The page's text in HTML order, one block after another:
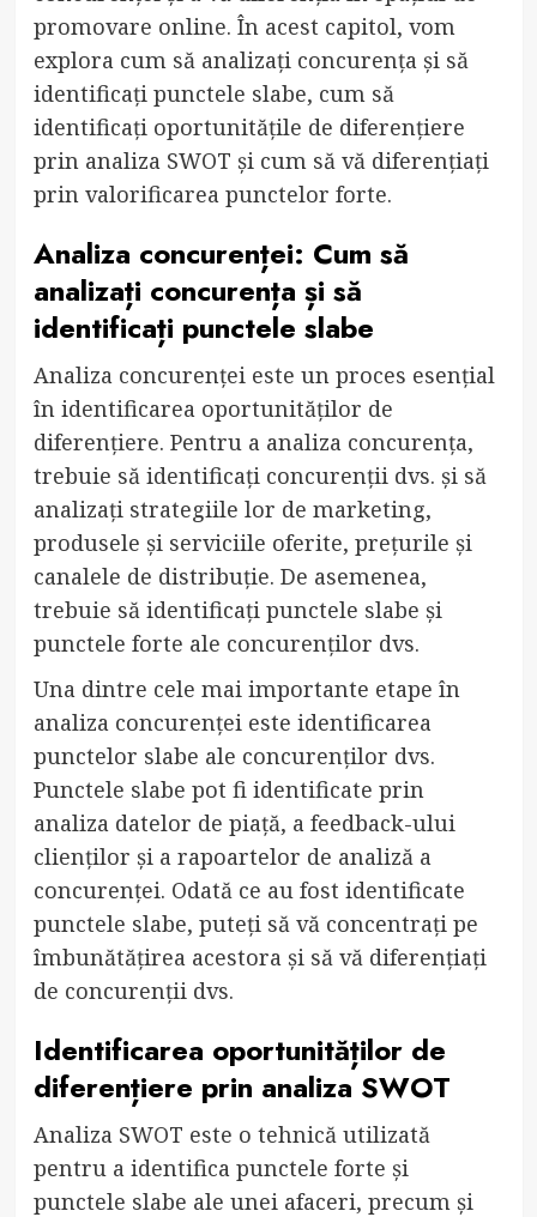
promovare online. În acest capitol, vom
explora cum să analizați concurența și să
identificați punctele slabe, cum să
identificați oportunitățile de diferențiere
prin analiza SWOT și cum să vă diferențiați
prin valorificarea punctelor forte.
Analiza concurenței: Cum să
analizați concurența și să
identificați punctele slabe
Analiza concurenței este un proces esențial
în identificarea oportunităților de
diferențiere. Pentru a analiza concurența,
trebuie să identificați concurenții dvs. și să
analizați strategiile lor de marketing,
produsele și serviciile oferite, prețurile și
canalele de distribuție. De asemenea,
trebuie să identificați punctele slabe și
punctele forte ale concurenților dvs.
Una dintre cele mai importante etape în
analiza concurenței este identificarea
punctelor slabe ale concurenților dvs.
Punctele slabe pot fi identificate prin
analiza datelor de piață, a feedback-ului
clienților și a rapoartelor de analiză a
concurenței. Odată ce au fost identificate
punctele slabe, puteți să vă concentrați pe
îmbunătățirea acestora și să vă diferențiați
de concurenții dvs.
Identificarea oportunităților de
diferențiere prin analiza SWOT
Analiza SWOT este o tehnică utilizată
pentru a identifica punctele forte și
punctele slabe ale unei afaceri, precum și